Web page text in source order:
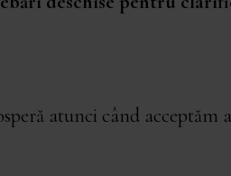
atunci când acceptăm